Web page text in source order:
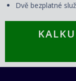
Dvě bezplatné